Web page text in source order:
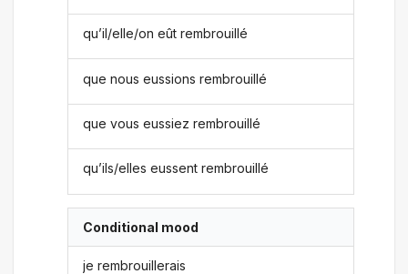
qu’il/elle/on eût rembrouillé
que nous eussions rembrouillé
que vous eussiez rembrouillé
qu’ils/elles eussent rembrouillé
Conditional mood
je rembrouillerais